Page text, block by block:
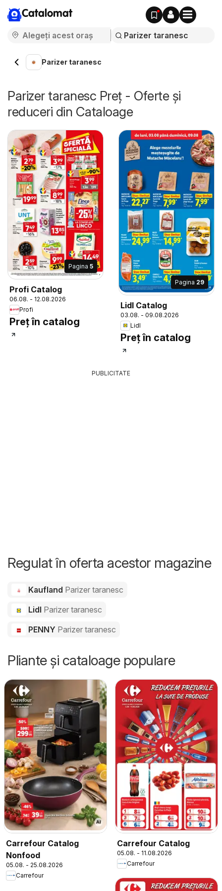
Catalomat
Parizer taranesc
Parizer taranesc Preț - Oferte și
reduceri din Cataloage
Pagina 5
Profi Catalog
06.08. - 12.08.2026
Profi
Preț în catalog
Pagina 29
Lidl Catalog
03.08. - 09.08.2026
Lidl
Preț în catalog
PUBLICITATE
Regulat în oferta acestor magazine
Kaufland Parizer taranesc
Lidl Parizer taranesc
PENNY Parizer taranesc
Pliante și cataloage populare
Carrefour Catalog
Nonfood
05.08. - 25.08.2026
Carrefour
Carrefour Catalog
05.08. - 11.08.2026
Carrefour